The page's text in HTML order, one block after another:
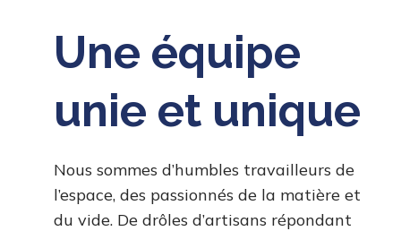
Une équipe
unie et unique
Nous sommes d’humbles travailleurs de
l’espace, des passionnés de la matière et
du vide. De drôles d’artisans répondant